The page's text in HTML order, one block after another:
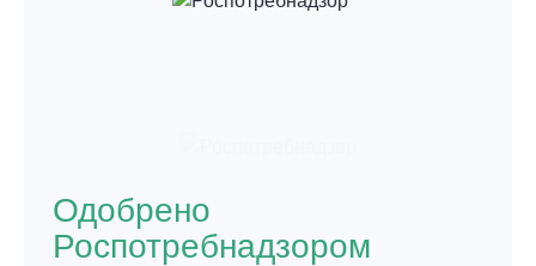
Одобрено
Роспотребнадзором